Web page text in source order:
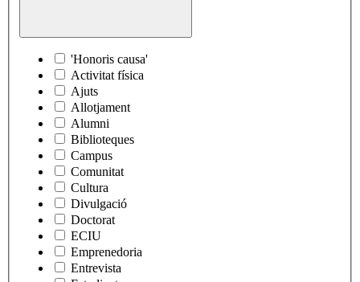
'Honoris causa'
Activitat física
Ajuts
Allotjament
Alumni
Biblioteques
Campus
Comunitat
Cultura
Divulgació
Doctorat
ECIU
Emprenedoria
Entrevista